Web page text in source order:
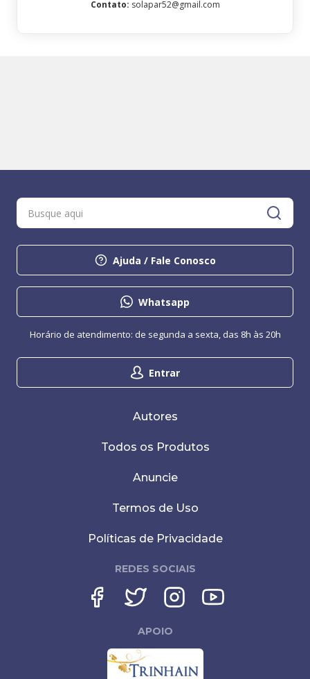
Contato: solapar52@gmail.com
Ajuda / Fale Conosco
Whatsapp
Entrar
Horário de atendimento: de segunda a sexta, das 8h às 20h
Autores
Todos os Produtos
Anuncie
Termos de Uso
Políticas de Privacidade
REDES SOCIAIS
APOIO